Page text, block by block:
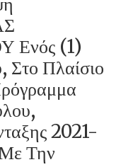
Ενός (1)
Πλαίσιο
2021-
Την